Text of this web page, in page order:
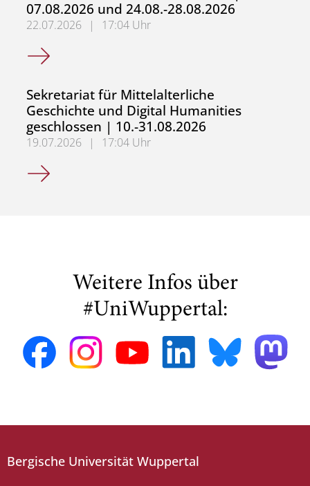
07.08.2026 und 24.08.-28.08.2026
22.07.2026 |
17:04 Uhr
Sekretariat für Alte Geschichte und Neuere und
Sekretariat für Mittelalterliche
Geschichte und Digital Humanities
geschlossen | 10.-31.08.2026
19.07.2026 |
17:04 Uhr
Sekretariat für Mittelalterliche Geschichte und Digital
Weitere Infos über
#UniWuppertal:
Bergische Universität Wuppertal